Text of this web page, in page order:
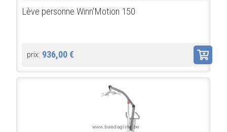
Lève personne Winn'Motion 150
prix: 936,00 €